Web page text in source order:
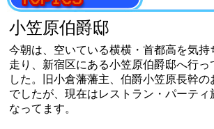
小笠原伯爵邸
今朝は、空いている横横・首都高を気持
走り、新宿区にある小笠原伯爵邸へ行っ
した。旧小倉藩藩主、伯爵小笠原長幹の
でしたが、現在はレストラン・パーティ
なってます。